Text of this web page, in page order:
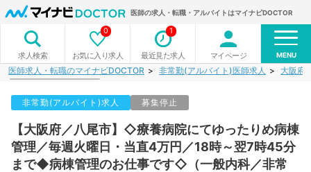
医師の求人・転職・アルバイトはマイナビDOCTOR
求人検索 お気に入り求人
0
最近見た求人
1
マイページ MENU
医師求人・転職のマイナビDOCTOR 非常勤(アルバイト)医師求人 大阪府
非常勤(アルバイト)求人 募集停止
【大阪府／八尾市】◇療養病院にてゆったりめ病棟
管理／毎週火曜日・当直4万円／18時～翌7時45分
まで◆病棟管理のお仕事です◇（一般内科／非常